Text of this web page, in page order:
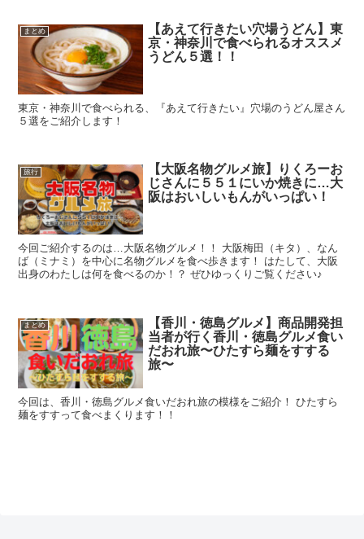
まとめ
【あえて行きたい穴場うどん】東
京・神奈川で食べられるオススメ
うどん５選！！
東京・神奈川で食べられる、『あえて行きたい』穴場のうどん屋さん
５選をご紹介します！
旅行
【大阪名物グルメ旅】りくろーお
じさんに５５１にいか焼きに…大
阪はおいしいもんがいっぱい！
今回ご紹介するのは…大阪名物グルメ！！ 大阪梅田（キタ）、なん
ば（ミナミ）を中心に名物グルメを食べ歩きます！ はたして、大阪
出身のわたしは何を食べるのか！？ ぜひゆっくりご覧ください♪
まとめ
【香川・徳島グルメ】商品開発担
当者が行く香川・徳島グルメ食い
だおれ旅〜ひたすら麺をすする
旅〜
今回は、香川・徳島グルメ食いだおれ旅の模様をご紹介！ ひたすら
麺をすすって食べまくります！！